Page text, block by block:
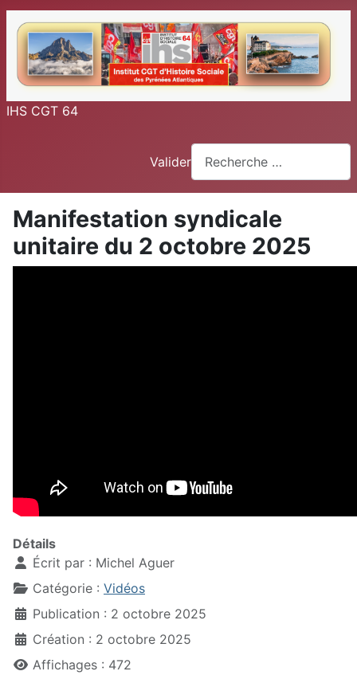
IHS CGT 64
Valider
Manifestation syndicale
unitaire du 2 octobre 2025
Détails
Écrit par : Michel Aguer
Catégorie : Vidéos
Publication : 2 octobre 2025
Création : 2 octobre 2025
Affichages : 472